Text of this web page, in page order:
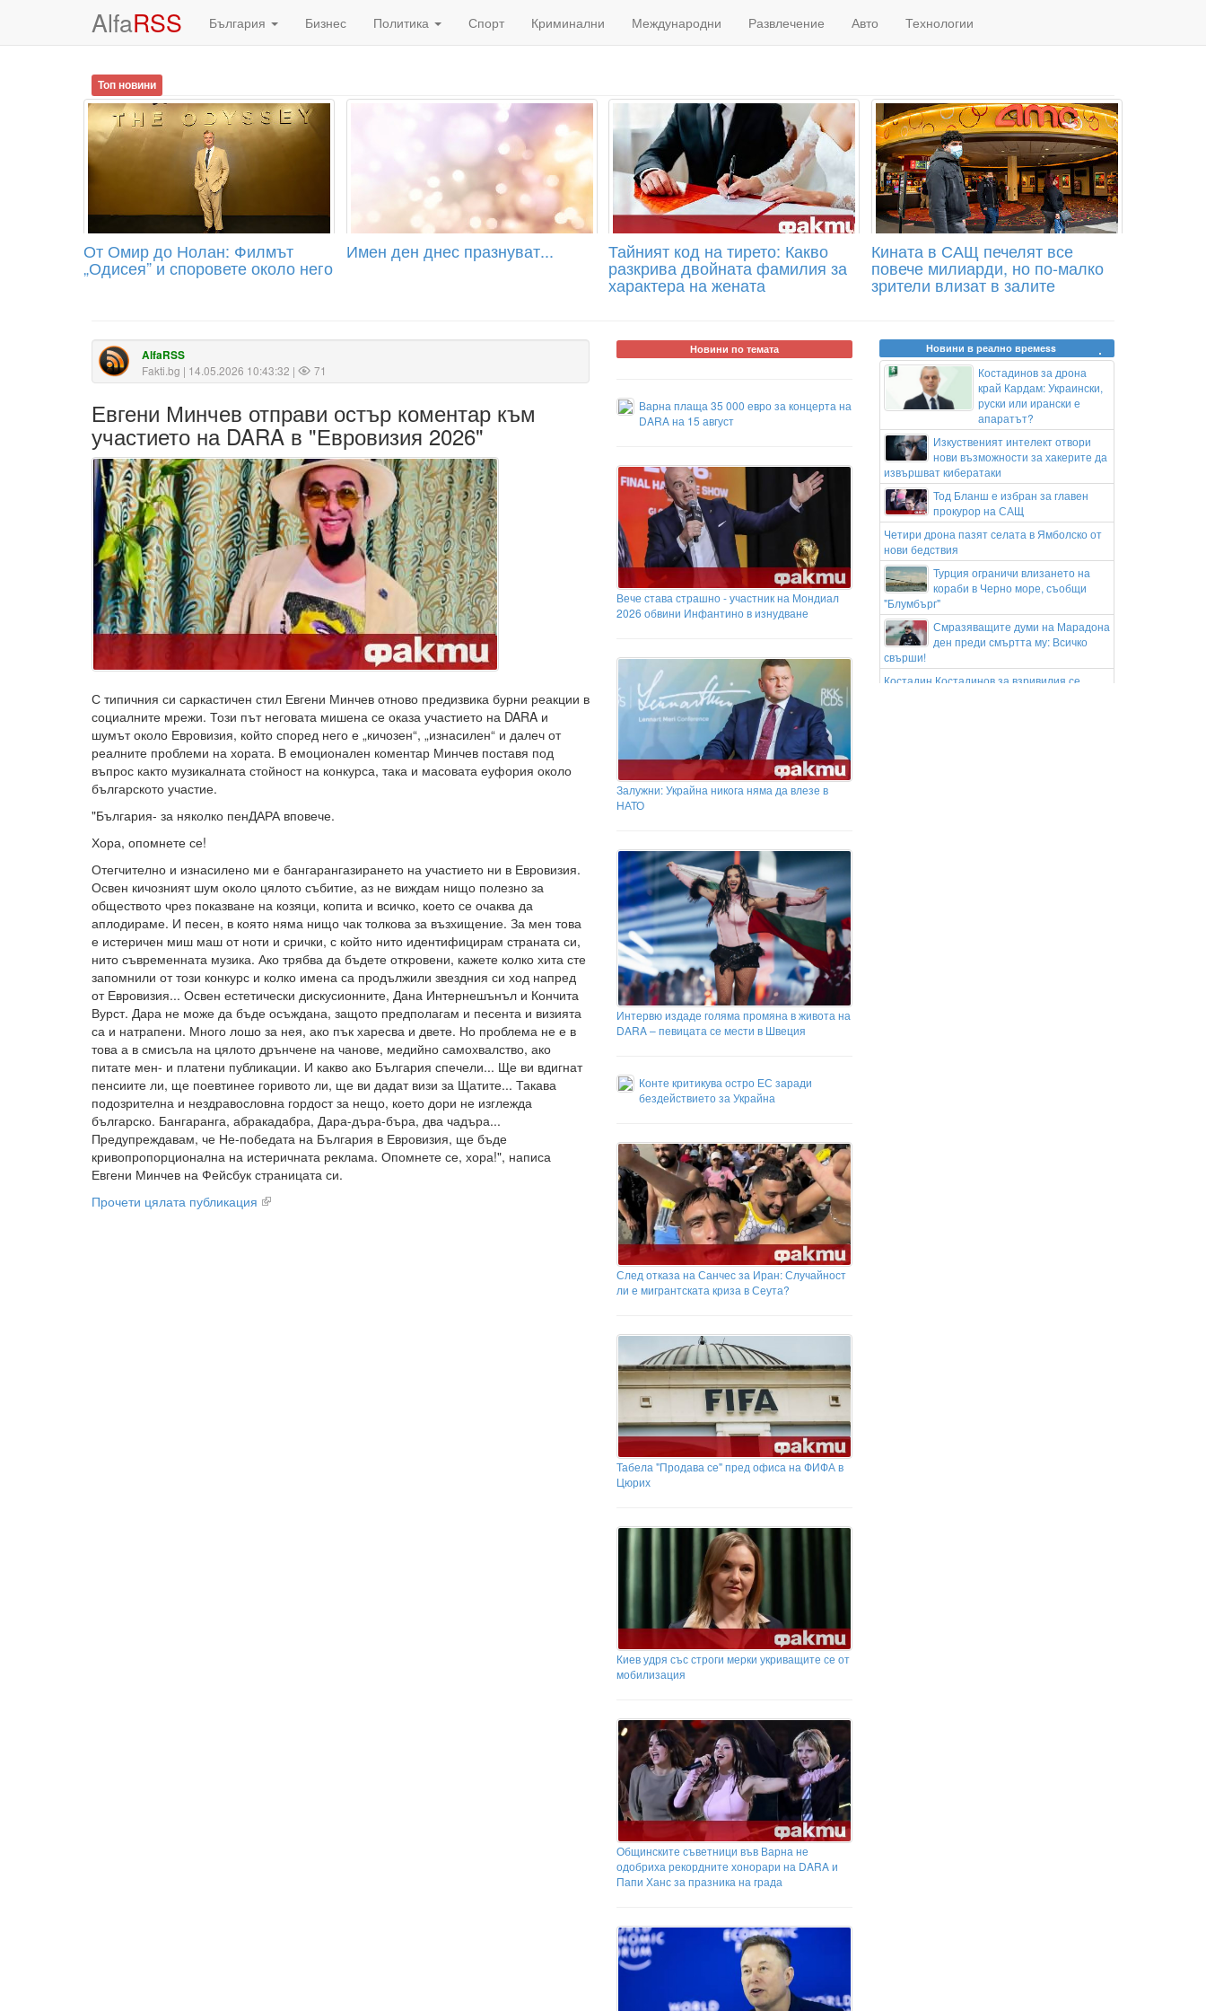
AlfaRSS България Бизнес Политика Спорт Криминални Международни Развлечение Авто Технологии
Топ новини
От Омир до Нолан: Филмът
„Одисея” и споровете около него
Имен ден днес празнуват... Тайният код на тирето: Какво
разкрива двойната фамилия за
характера на жената
Кината в САЩ печелят все
повече милиарди, но по-малко
зрители влизат в залите
AlfaRSS
Fakti.bg | 14.05.2026 10:43:32 | 71
Евгени Минчев отправи остър коментар към
участието на DARA в "Евровизия 2026"
С типичния си саркастичен стил Евгени Минчев отново предизвика бурни реакции в
социалните мрежи. Този път неговата мишена се оказа участието на DARA и
шумът около Евровизия, който според него е „кичозен“, „изнасилен“ и далеч от
реалните проблеми на хората. В емоционален коментар Минчев поставя под
въпрос както музикалната стойност на конкурса, така и масовата еуфория около
българското участие.
"България- за няколко пенДАРА вповече.
Хора, опомнете се!
Отегчително и изнасилено ми е бангарангазирането на участието ни в Евровизия.
Освен кичозният шум около цялото събитие, аз не виждам нищо полезно за
обществото чрез показване на козяци, копита и всичко, което се очаква да
аплодираме. И песен, в която няма нищо чак толкова за възхищение. За мен това
е истеричен миш маш от ноти и срички, с който нито идентифицирам страната си,
нито съвременната музика. Ако трябва да бъдете откровени, кажете колко хита сте
запомнили от този конкурс и колко имена са продължили звездния си ход напред
от Евровизия... Освен естетически дискусионните, Дана Интернешънъл и Кончита
Вурст. Дара не може да бъде осъждана, защото предполагам и песента и визията
са и натрапени. Много лошо за нея, ако пък харесва и двете. Но проблема не е в
това а в смисъла на цялото дрънчене на чанове, медийно самохвалство, ако
питате мен- и платени публикации. И какво ако България спечели... Ще ви вдигнат
пенсиите ли, ще поевтинее горивото ли, ще ви дадат визи за Щатите... Такава
подозрителна и нездравословна гордост за нещо, което дори не изглежда
българско. Бангаранга, абракадабра, Дара-дъра-бъра, два чадъра...
Предупреждавам, че Не-победата на България в Евровизия, ще бъде
кривопропорционална на истеричната реклама. Опомнете се, хора!", написа
Евгени Минчев на Фейсбук страницата си.
Прочети цялата публикация
Новини по темата
Варна плаща 35 000 евро за концерта на
DARA на 15 август
Вече става страшно - участник на Мондиал
2026 обвини Инфантино в изнудване
Залужни: Украйна никога няма да влезе в
НАТО
Интервю издаде голяма промяна в живота на
DARA – певицата се мести в Швеция
Конте критикува остро ЕС заради
бездействието за Украйна
След отказа на Санчес за Иран: Случайност
ли е мигрантската криза в Сеута?
Табела "Продава се" пред офиса на ФИФА в
Цюрих
Киев удря със строги мерки укриващите се от
мобилизация
Общинските съветници във Варна не
одобриха рекордните хонорари на DARA и
Папи Ханс за празника на града
Новини в реално времеss
Костадинов за дрона
край Кардам: Украински,
руски или ирански е
апаратът?
Изкуственият интелект отвори
нови възможности за хакерите да
извършват кибератаки
Тод Бланш е избран за главен
прокурор на САЩ
Четири дрона пазят селата в Ямболско от
нови бедствия
Турция ограничи влизането на
кораби в Черно море, съобщи
"Блумбърг"
Смразяващите думи на Марадона
ден преди смъртта му: Всичко
свърши!
Костадин Костадинов за взривилия се